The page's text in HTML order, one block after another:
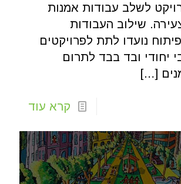
לשלב עבודות אמנות
שילוב העבודות
נועדו לתת לפרויקטים
יחודי ובד בבד לתרום
[…]
קרא עוד